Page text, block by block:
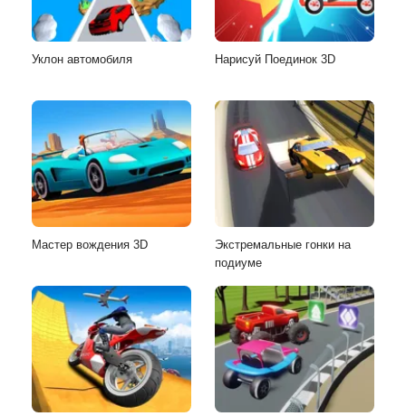
Уклон автомобиля Нарисуй Поединок 3D
Мастер вождения 3D
Экстремальные гонки на
подиуме